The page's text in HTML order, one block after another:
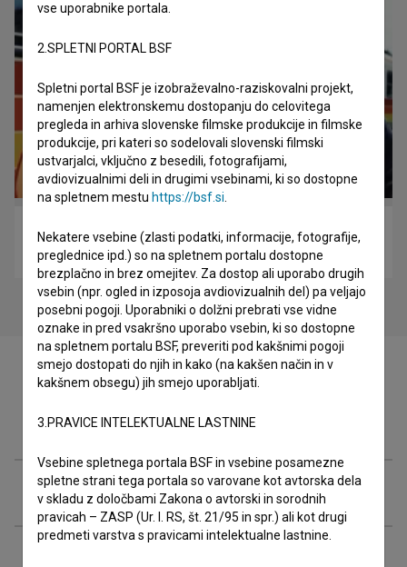
Varuh meje (2002)
drama, srhljivka
Filmografija (14)
Razširjeni podatki
vse uporabnike portala.
2.SPLETNI PORTAL BSF
Spletni portal BSF je izobraževalno-raziskovalni projekt,
namenjen elektronskemu dostopanju do celovitega
pregleda in arhiva slovenske filmske produkcije in filmske
produkcije, pri kateri so sodelovali slovenski filmski
ustvarjalci, vključno z besedili, fotografijami,
avdiovizualnimi deli in drugimi vsebinami, ki so dostopne
na spletnem mestu https://bsf.si
Nekatere vsebine (zlasti podatki, informacije, fotografije,
preglednice ipd.) so na spletnem portalu dostopne
brezplačno in brez omejitev. Za dostop ali uporabo drugih
vsebin (npr. ogled in izposoja avdiovizualnih del) pa veljajo
posebni pogoji. Uporabniki o dolžni prebrati vse vidne
oznake in pred vsakršno uporabo vsebin, ki so dostopne
na spletnem portalu BSF, preveriti pod kakšnimi pogoji
smejo dostopati do njih in kako (na kakšen način in v
kakšnem obsegu) jih smejo uporabljati.
3.PRAVICE INTELEKTUALNE LASTNINE
Vsebine spletnega portala BSF in vsebine posamezne
spletne strani tega portala so varovane kot avtorska dela
v skladu z določbami Zakona o avtorski in sorodnih
pravicah – ZASP (Ur. l. RS, št. 21/95 in spr.) ali kot drugi
predmeti varstva s pravicami intelektualne lastnine.